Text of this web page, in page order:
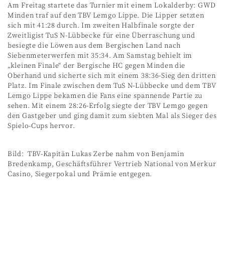
Am Freitag startete das Turnier mit einem Lokalderby: GWD
Minden traf auf den TBV Lemgo Lippe. Die Lipper setzten
sich mit 41:28 durch. Im zweiten Halbfinale sorgte der
Zweitligist TuS N-Lübbecke für eine Überraschung und
besiegte die Löwen aus dem Bergischen Land nach
Siebenmeterwerfen mit 35:34. Am Samstag behielt im
„kleinen Finale“ der Bergische HC gegen Minden die
Oberhand und sicherte sich mit einem 38:36-Sieg den dritten
Platz. Im Finale zwischen dem TuS N-Lübbecke und dem TBV
Lemgo Lippe bekamen die Fans eine spannende Partie zu
sehen. Mit einem 28:26-Erfolg siegte der TBV Lemgo gegen
den Gastgeber und ging damit zum siebten Mal als Sieger des
Spielo-Cups hervor.
Bild: TBV-Kapitän Lukas Zerbe nahm von Benjamin
Bredenkamp, Geschäftsführer Vertrieb National von Merkur
Casino, Siegerpokal und Prämie entgegen.